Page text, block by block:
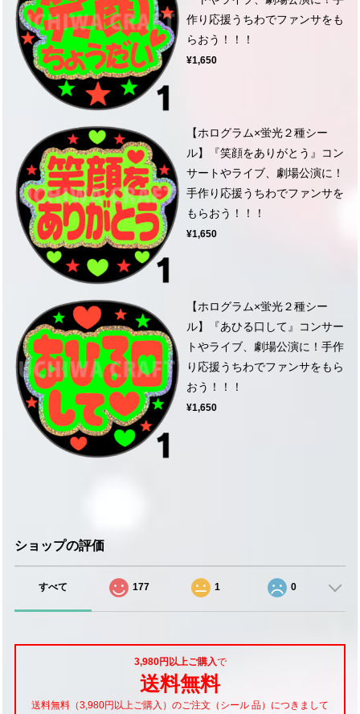
作り応援うちわでファンサをも
らおう！！！
¥1,650
【ホログラム×蛍光２種シー
ル】『笑顔をありがとう』コン
サートやライブ、劇場公演に！
手作り応援うちわでファンサを
もらおう！！！
¥1,650
【ホログラム×蛍光２種シー
ル】『あひる口して』コンサー
トやライブ、劇場公演に！手作
り応援うちわでファンサをもら
おう！！！
¥1,650
ショップの評価
すべて 177 1 0
3,980円以上ご購入で
送料無料
送料無料（3,980円以上ご購入）のご注文（シール 品）につきまして